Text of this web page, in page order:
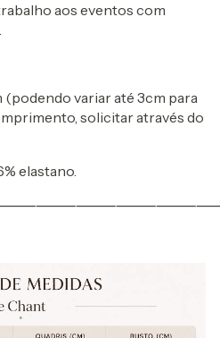
aos eventos com
(podendo variar até 3cm para
solicitar através do
elastano.